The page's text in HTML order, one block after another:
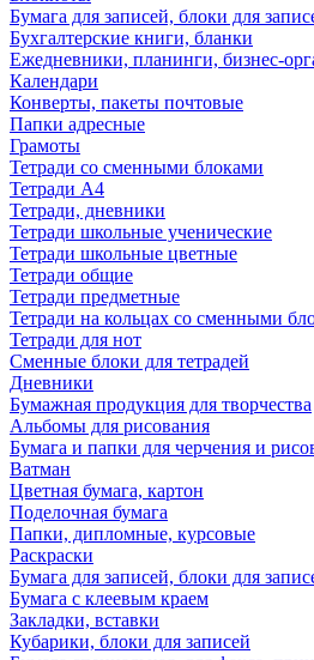
Бумага для записей, блоки для
Бухгалтерские книги, бланки
Ежедневники, планинги, бизнес-
Календари
Конверты, пакеты почтовые
Папки адресные
Грамоты
Тетради со сменными блоками
Тетради А4
Тетради, дневники
Тетради школьные ученические
Тетради школьные цветные
Тетради общие
Тетради предметные
Тетради на кольцах со сменными
Тетради для нот
Сменные блоки для тетрадей
Дневники
Бумажная продукция для творчества
Альбомы для рисования
Бумага и папки для черчения и
Ватман
Цветная бумага, картон
Поделочная бумага
Папки, дипломные, курсовые
Раскраски
Бумага для записей, блоки для
Бумага с клеевым краем
Закладки, вставки
Кубарики, блоки для записей